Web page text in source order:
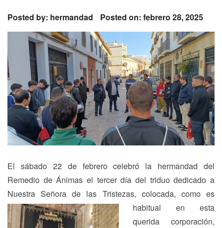
Posted by: hermandad Posted on: febrero 28, 2025
El sábado 22 de febrero celebró la hermandad del
Remedio de Ánimas el tercer día del triduo dedicado a
Nuestra Señora de las Tristezas, colocada, como es
habitual en esta
querida corporación,